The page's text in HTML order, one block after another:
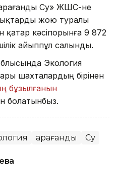
Су» ЖШС-не
жою туралы
қатар кәсіпорынға 9 872
айыппұл салынды.
Экология
шахталардың бірінен
бұзылғанын
болатынбыз.
Қарағанды Су